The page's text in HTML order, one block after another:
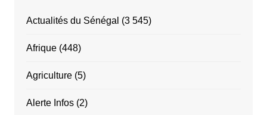
Actualités du Sénégal (3 545)
Afrique(448)
Agriculture(5)
Alerte Infos(2)